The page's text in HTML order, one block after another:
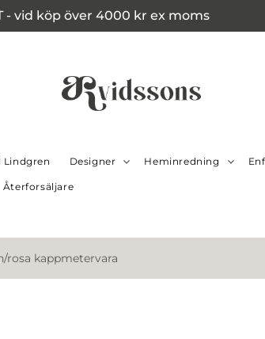
- vid köp över 4000 kr ex moms
Lindgren Designer Heminredning
Återforsäljare
rosa kappmetervara